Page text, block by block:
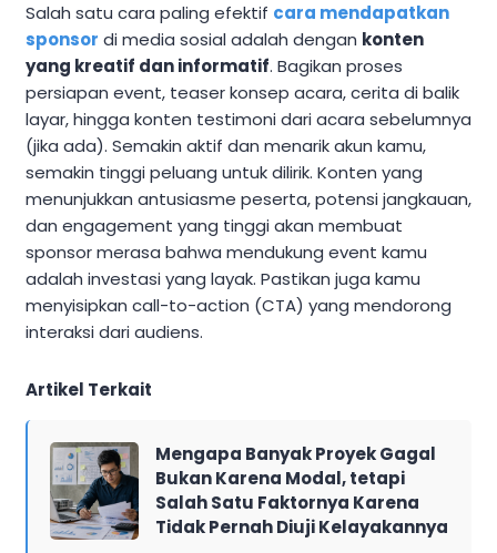
Salah satu cara paling efektif cara mendapatkan
sponsor di media sosial adalah dengan konten
yang kreatif dan informatif. Bagikan proses
persiapan event, teaser konsep acara, cerita di balik
layar, hingga konten testimoni dari acara sebelumnya
(jika ada). Semakin aktif dan menarik akun kamu,
semakin tinggi peluang untuk dilirik. Konten yang
menunjukkan antusiasme peserta, potensi jangkauan,
dan engagement yang tinggi akan membuat
sponsor merasa bahwa mendukung event kamu
adalah investasi yang layak. Pastikan juga kamu
menyisipkan call-to-action (CTA) yang mendorong
interaksi dari audiens.
Artikel Terkait
Mengapa Banyak Proyek Gagal
Bukan Karena Modal, tetapi
Salah Satu Faktornya Karena
Tidak Pernah Diuji Kelayakannya